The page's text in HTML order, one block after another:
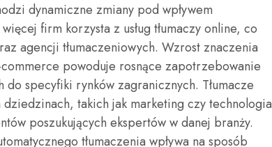
dynamiczne zmiany pod wpływem
firm korzysta z usług tłumaczy online, co
agencji tłumaczeniowych. Wzrost znaczenia
powoduje rosnące zapotrzebowanie
specyfiki rynków zagranicznych. Tłumacze
takich jak marketing czy technologia
poszukujących ekspertów w danej branży.
tłumaczenia wpływa na sposób